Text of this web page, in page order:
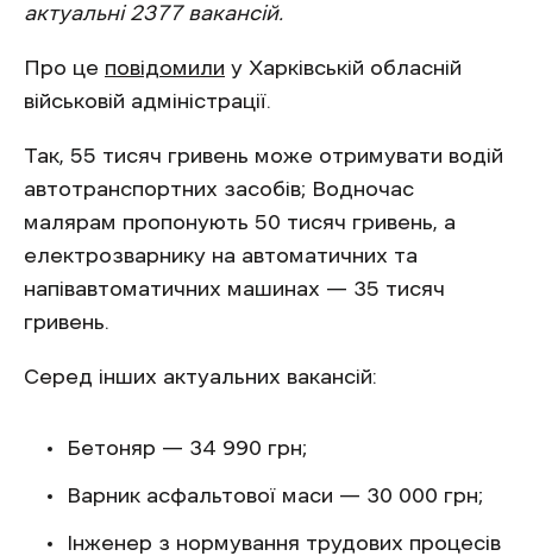
актуальні 2377 вакансій.
Про це повідомили у Харківській обласній
військовій адміністрації.
Так, 55 тисяч гривень може отримувати водій
автотранспортних засобів; Водночас
малярам пропонують 50 тисяч гривень, а
електрозварнику на автоматичних та
напівавтоматичних машинах — 35 тисяч
гривень.
Серед інших актуальних вакансій:
Бетоняр — 34 990 грн;
Варник асфальтової маси — 30 000 грн;
Інженер з нормування трудових процесів